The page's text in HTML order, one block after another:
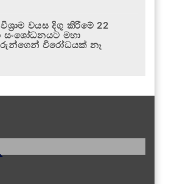
වයස දිගු කිරීමේ 22
සංශෝධනයට මහා
විරෝධයක් නෑ